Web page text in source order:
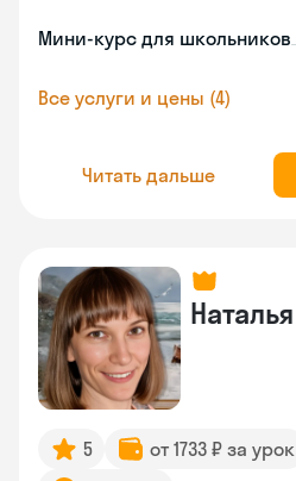
Мини-курс для школьников
Все услуги и цены (4)
Читать дальше
Наталья
5 от 1733 ₽ за урок